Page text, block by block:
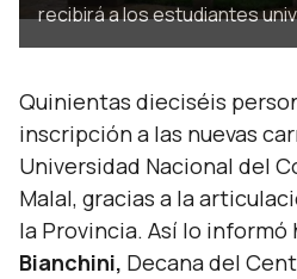
recibirá a los estudiantes
Quinientas dieciséis
inscripción a las nuevas
Universidad Nacional del
Malal, gracias a la
la Provincia. Así lo informó
Bianchini, Decana del